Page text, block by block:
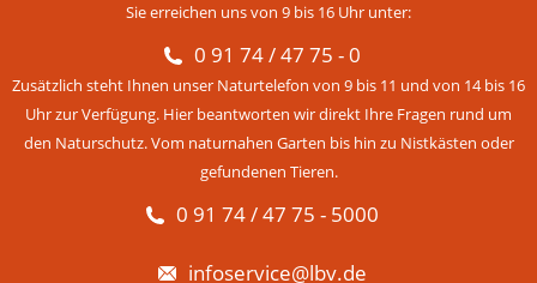
Sie erreichen uns von 9 bis 16 Uhr unter:
0 91 74 / 47 75 - 0
Zusätzlich steht Ihnen unser Naturtelefon von 9 bis 11 und von 14 bis 16
Uhr zur Verfügung. Hier beantworten wir direkt Ihre Fragen rund um
den Naturschutz. Vom naturnahen Garten bis hin zu Nistkästen oder
gefundenen Tieren.
0 91 74 / 47 75 - 5000
infoservice@lbv.de